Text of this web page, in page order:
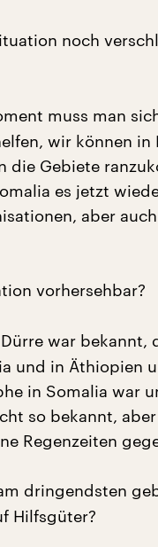
noch
muss man
wir können in
die Gebiete
es jetzt
aber
vorhersehbar?
war bekannt,
und in Äthiopien
in Somalia war
so bekannt,
Regenzeiten
dringendsten
Hilfsgüter?